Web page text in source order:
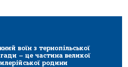
воїн з тернопільської
– це частина великої
родини